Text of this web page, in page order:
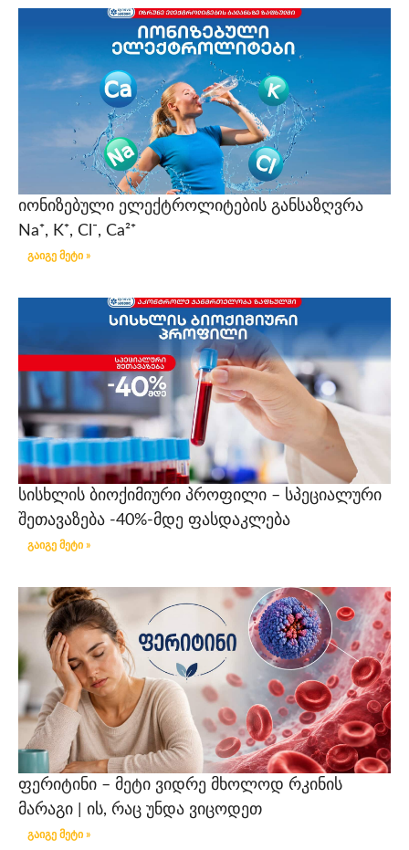
იონიზებული ელექტროლიტების განსაზღვრა
Na⁺, K⁺, Cl⁻, Ca²⁺
გაიგე მეტი »
სისხლის ბიოქიმიური პროფილი – სპეციალური
შეთავაზება -40%-მდე ფასდაკლება
გაიგე მეტი »
ფერიტინი – მეტი ვიდრე მხოლოდ რკინის
მარაგი | ის, რაც უნდა ვიცოდეთ
გაიგე მეტი »